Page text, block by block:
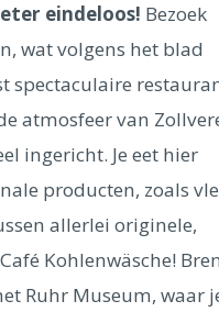
Wenen Budapest
eindeloos! Bezoek
wat volgens het blad
spectaculaire
atmosfeer van
ingericht. Je eet hier
producten, zoals
allerlei originele,
Kohlenwäsche!
Ruhr Museum, waar